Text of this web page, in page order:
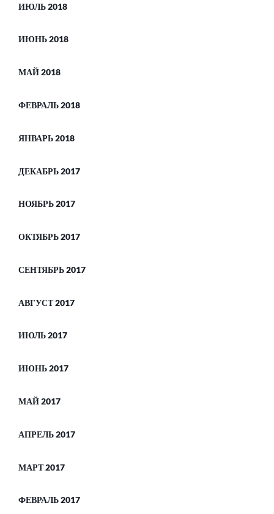
ИЮЛЬ 2018
ИЮНЬ 2018
МАЙ 2018
ФЕВРАЛЬ 2018
ЯНВАРЬ 2018
ДЕКАБРЬ 2017
НОЯБРЬ 2017
ОКТЯБРЬ 2017
СЕНТЯБРЬ 2017
АВГУСТ 2017
ИЮЛЬ 2017
ИЮНЬ 2017
МАЙ 2017
АПРЕЛЬ 2017
МАРТ 2017
ФЕВРАЛЬ 2017